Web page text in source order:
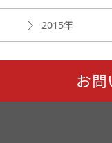
2015年
お